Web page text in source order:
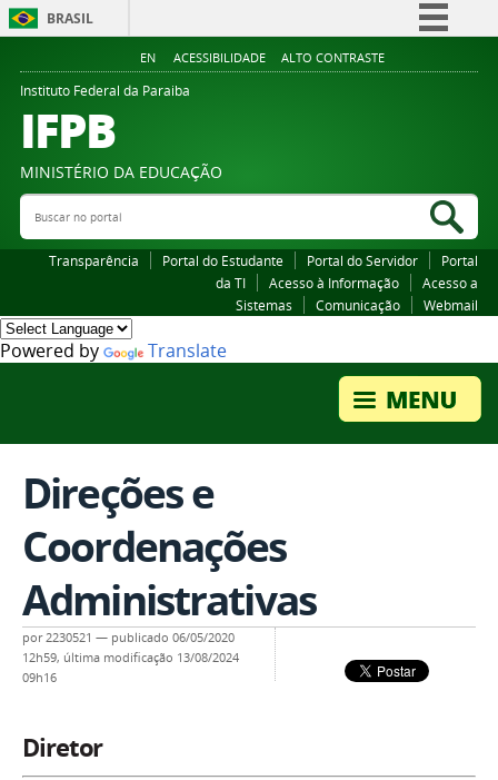
BRASIL
Simplifique!
Legislação
EN ACESSIBILIDADE ALTO CONTRASTE
Instituto Federal da Paraiba
IFPB
MINISTÉRIO DA EDUCAÇÃO
Buscar no portal
Transparência Portal do Estudante Portal do Servidor
Portal
da TI
Acesso à Informação
Acesso a
Sistemas
Comunicação Webmail
Powered by Translate
Direções e
Coordenações
Administrativas
por2230521 — publicado 06/05/2020
12h59, última modificação 13/08/2024
09h16
Diretor